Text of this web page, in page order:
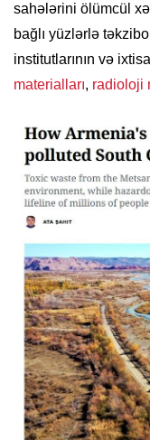
sahələrini ölümcül
bağlı yüzlərlə
institutlarının və
materialları, radioloji